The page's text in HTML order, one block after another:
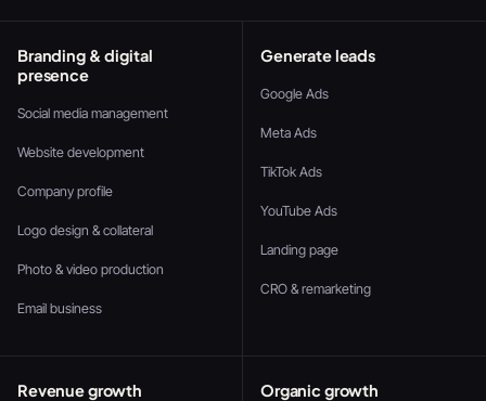
Branding & digital
presence
Social media management
Website development
Company profile
Logo design & collateral
Photo & video production
Email business
Generate leads
Google Ads
Meta Ads
TikTok Ads
YouTube Ads
Landing page
CRO & remarketing
Revenue growth Organic growth